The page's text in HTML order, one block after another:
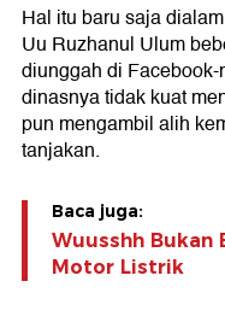
Hal itu baru saja
Uu Ruzhanul Ulum
diunggah di
dinasnya tidak kuat
pun mengambil alih
tanjakan.
Baca juga:
Wuusshh Bukan
Motor Listrik